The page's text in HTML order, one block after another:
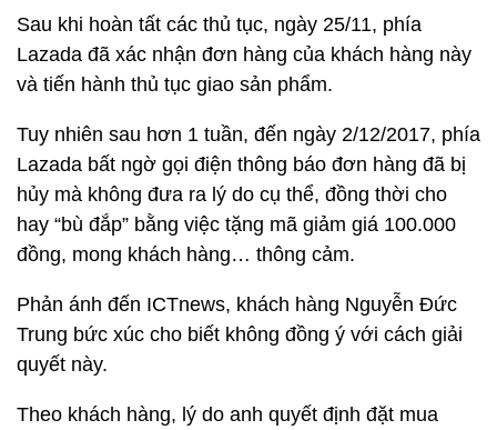
Sau khi hoàn tất các thủ tục, ngày 25/11, phía
Lazada đã xác nhận đơn hàng của khách hàng này
và tiến hành thủ tục giao sản phẩm.
Tuy nhiên sau hơn 1 tuần, đến ngày 2/12/2017, phía
Lazada bất ngờ gọi điện thông báo đơn hàng đã bị
hủy mà không đưa ra lý do cụ thể, đồng thời cho
hay “bù đắp” bằng việc tặng mã giảm giá 100.000
đồng, mong khách hàng… thông cảm.
Phản ánh đến ICTnews, khách hàng Nguyễn Đức
Trung bức xúc cho biết không đồng ý với cách giải
quyết này.
Theo khách hàng, lý do anh quyết định đặt mua